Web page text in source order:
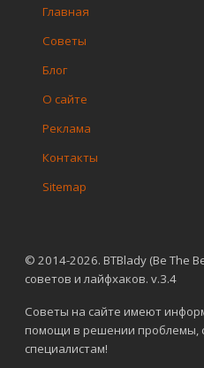
© 2014-2026. BTBlady (Be The
советов и лайфхаков. v.3.4
Советы на сайте имеют
помощи в решении проблемы,
специалистам!
Главная
Советы
Блог
О сайте
Реклама
Контакты
Sitemap